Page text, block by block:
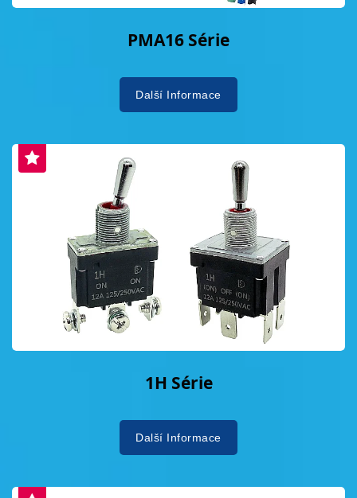
PMA16 Série
Další Informace
1H Série
Další Informace